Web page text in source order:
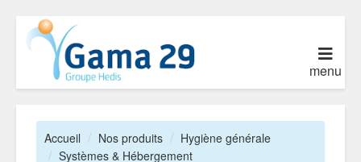
menu
Accueil Nos produits
Hygiène générale
Systèmes & Hébergement